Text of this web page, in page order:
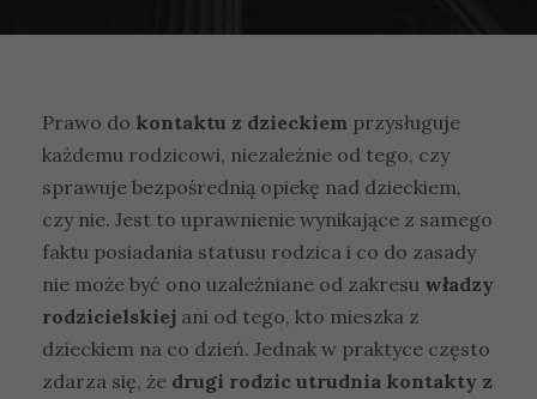
Prawo do kontaktu z dzieckiem przysługuje
każdemu rodzicowi, niezależnie od tego, czy
sprawuje bezpośrednią opiekę nad dzieckiem,
czy nie. Jest to uprawnienie wynikające z samego
faktu posiadania statusu rodzica i co do zasady
nie może być ono uzależniane od zakresu władzy
rodzicielskiej ani od tego, kto mieszka z
dzieckiem na co dzień. Jednak w praktyce często
zdarza się, że drugi rodzic utrudnia kontakty z